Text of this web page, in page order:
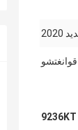
قوانغتشو